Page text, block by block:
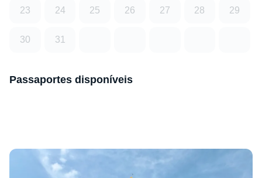
23 24 25 26 27 28 29
30 31
Passaportes disponíveis